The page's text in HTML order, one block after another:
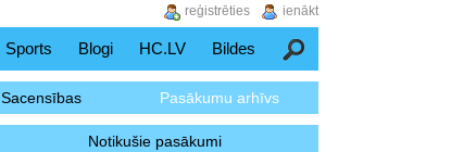
Sports Blogi HC.LV Bildes Meklēšana
Sacensības Pasākumu arhīvs
Notikušie pasākumi
ienākt
reģistrēties